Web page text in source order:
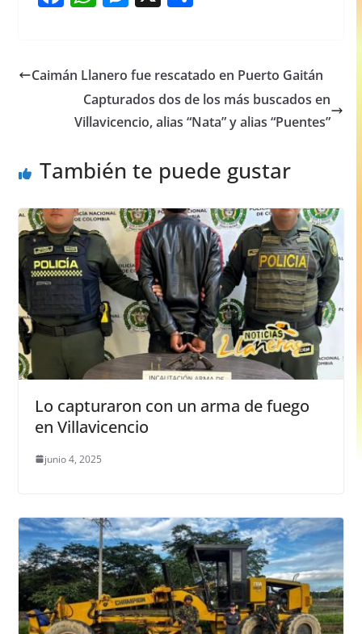
e
o
k
s
A
p
e
n
g
e
Caimán Llanero fue rescatado en Puerto Gaitán
Capturados dos de los más buscados en
Villavicencio, alias “Nata” y alias “Puentes”
También te puede gustar
Lo capturaron con un arma de fuego
en Villavicencio
junio 4, 2025